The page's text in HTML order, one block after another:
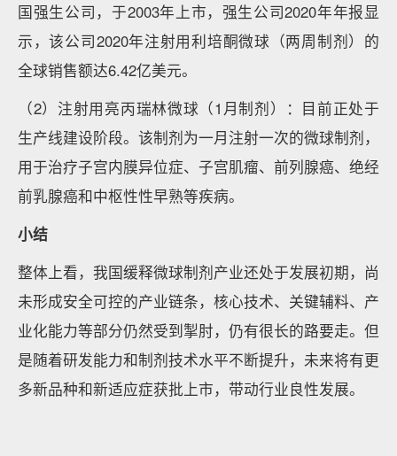
国强生公司，于2003年上市，强生公司2020年年报显
示，该公司2020年注射用利培酮微球（两周制剂）的
全球销售额达6.42亿美元。
（2）注射用亮丙瑞林微球（1月制剂）：目前正处于
生产线建设阶段。该制剂为一月注射一次的微球制剂，
用于治疗子宫内膜异位症、子宫肌瘤、前列腺癌、绝经
前乳腺癌和中枢性性早熟等疾病。
小结
整体上看，我国缓释微球制剂产业还处于发展初期，尚
未形成安全可控的产业链条，核心技术、关键辅料、产
业化能力等部分仍然受到掣肘，仍有很长的路要走。但
是随着研发能力和制剂技术水平不断提升，未来将有更
多新品种和新适应症获批上市，带动行业良性发展。